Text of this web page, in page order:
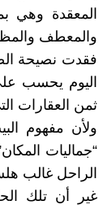
المعقدة وهي
والمعطف
فقدت نصيحة
اليوم يحسب
ثمن العقارات
ولأن مفهوم
الراحل غالب
غير أن تلك